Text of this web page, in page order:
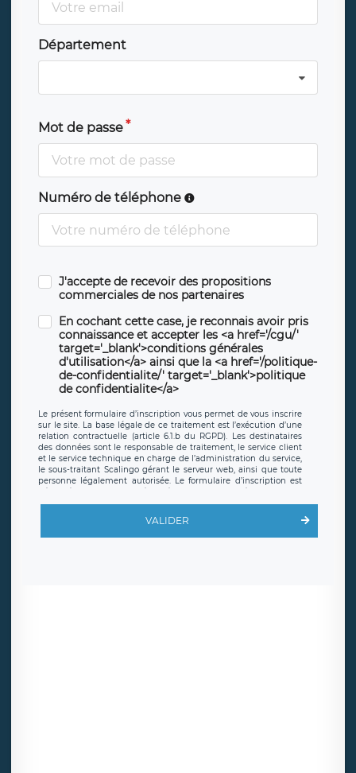
Département
Mot de passe
Numéro de téléphone
J'accepte de recevoir des propositions
commerciales de nos partenaires
En cochant cette case, je reconnais avoir pris
connaissance et accepter les <a href='/cgu/'
target='_blank'>conditions générales
d'utilisation</a> ainsi que la <a href='/politique-
de-confidentialite/' target='_blank'>politique
de confidentialite</a>
Le présent formulaire d’inscription vous permet de vous inscrire
sur le site. La base légale de ce traitement est l’exécution d’une
relation contractuelle (article 6.1.b du RGPD). Les destinataires
des données sont le responsable de traitement, le service client
et le service technique en charge de l’administration du service,
le sous-traitant Scalingo gérant le serveur web, ainsi que toute
personne légalement autorisée. Le formulaire d’inscription est
offrant desclauses de protection conformes au RGPD. Les
en sollicite la suppression, étant entendu que vous pouvez
demander la suppression de vos données et retirer votre
VALIDER